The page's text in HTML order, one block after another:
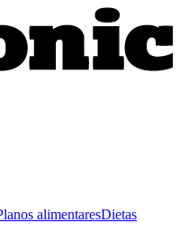
alimentaresDietas